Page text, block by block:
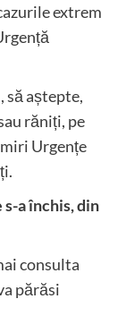
extrem
să aștepte,
răniți, pe
Urgențe
a închis, din
consulta
părăsi